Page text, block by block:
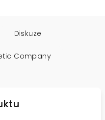
Diskuze
Company